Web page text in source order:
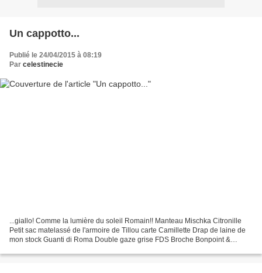
Un cappotto...
Publié le 24/04/2015 à 08:19
Par celestinecie
...giallo! Comme la lumière du soleil Romain!! Manteau Mischka Citronille
Petit sac matelassé de l'armoire de Tillou carte Camillette Drap de laine de
mon stock Guanti di Roma Double gaze grise FDS Broche Bonpoint &